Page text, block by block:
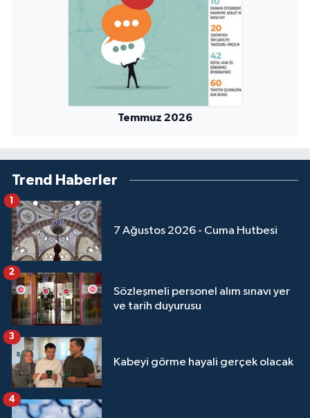
Temmuz 2026
Trend Haberler
7 Ağustos 2026 - Cuma Hutbesi
1
Sözleşmeli personel alım sınavı yer
ve tarih duyurusu
2
Kabeyi görme hayali gerçek olacak
3
4
Sinop Müftülüğü
Sivas Müftülüğü
Şanlıurfa Müftülüğü
Şırnak Müftülüğü
Trabzon Müftülüğü
Tunceli Müftülüğü
Uşak Müftülüğü
Yalova Müftülüğü
Yozgat Müftülüğü